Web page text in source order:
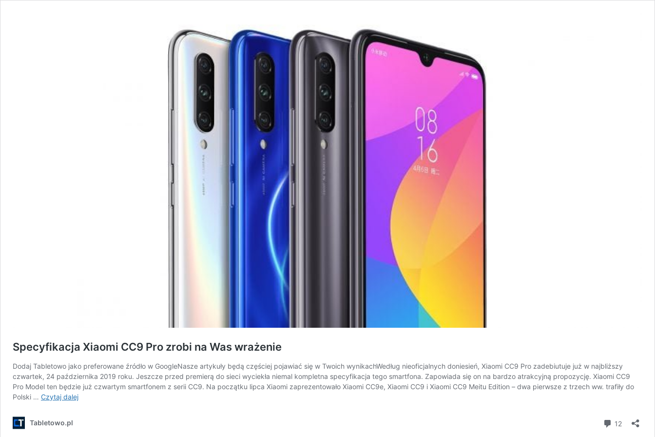
Specyfikacja Xiaomi CC9 Pro zrobi na Was wrażenie
Dodaj Tabletowo jako preferowane źródło w GoogleNasze artykuły będą częściej pojawiać się w Twoich wynikachWedług nieoficjalnych doniesień, Xiaomi CC9 Pro zadebiutuje już w najbliższy
czwartek, 24 października 2019 roku. Jeszcze przed premierą do sieci wyciekła niemal kompletna specyfikacja tego smartfona. Zapowiada się on na bardzo atrakcyjną propozycję. Xiaomi CC9
Pro Model ten będzie już czwartym smartfonem z serii CC9. Na początku lipca Xiaomi zaprezentowało Xiaomi CC9e, Xiaomi CC9 i Xiaomi CC9 Meitu Edition – dwa pierwsze z trzech ww. trafiły do
Polski … Czytaj dalejSpecyfikacja
Tabletowo.pl 12